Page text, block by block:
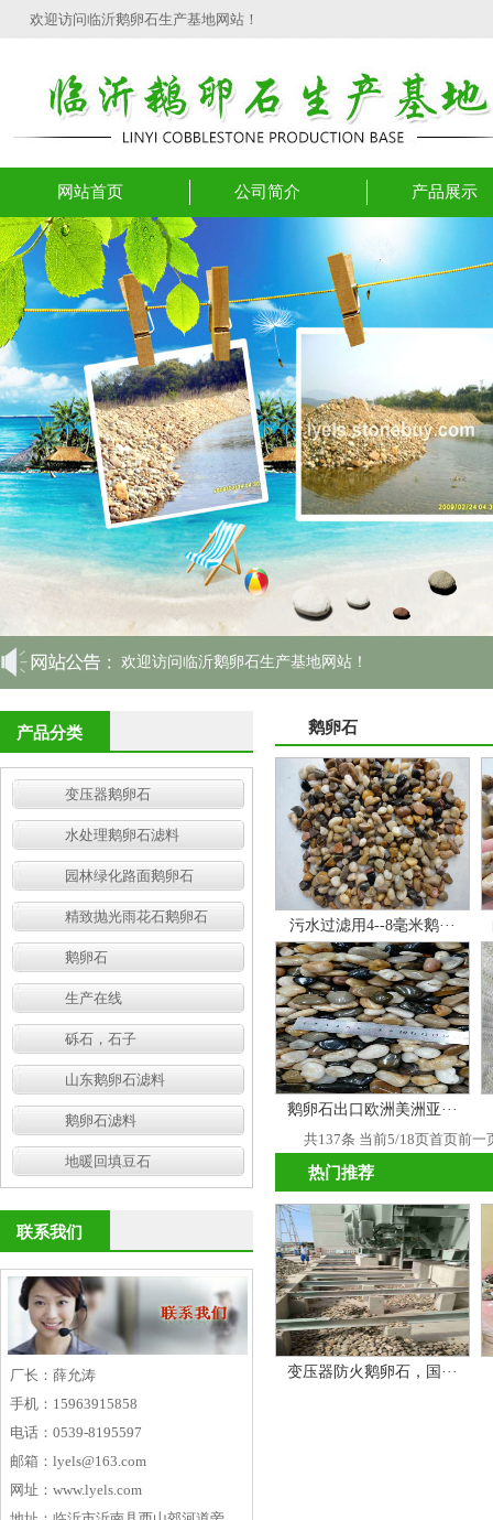
欢迎访问临沂鹅卵石生产基地网站！
网站首页 公司简介 产品展示
欢迎访问临沂鹅卵石生产基地网站！
产品分类
变压器鹅卵石
水处理鹅卵石滤料
园林绿化路面鹅卵石
精致抛光雨花石鹅卵石
鹅卵石
生产在线
砾石，石子
山东鹅卵石滤料
鹅卵石滤料
地暖回填豆石
联系我们
厂长：薛允涛
手机：15963915858
电话：0539-8195597
邮箱：lyels@163.com
网址：www.lyels.com
鹅卵石
污水过滤用4--8毫米鹅···
鹅卵石出口欧洲美洲亚···
共137条 当前5/18页首页前一
热门推荐
变压器防火鹅卵石，国···